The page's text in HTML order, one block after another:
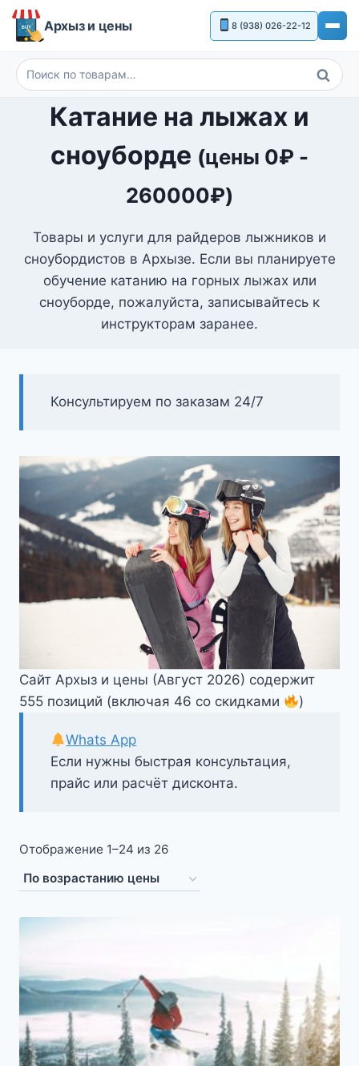
Перейти
Архыз и цены 8 (938) 026-22-12
Искать:
Поиск
Катание на лыжах и
сноуборде (цены 0₽ -
260000₽)
Товары и услуги для райдеров лыжников и
сноубордистов в Архызе. Если вы планируете
обучение катанию на горных лыжах или
сноуборде, пожалуйста, записывайтесь к
инструкторам заранее.
Консультируем по заказам 24/7
Сайт Архыз и цены (Август 2026) содержит
555 позиций (включая 46 со скидками
)
Если нужны быстрая консультация,
прайс или расчёт дисконта.
Whats App
Отображение 1–24 из 26
возрастанию